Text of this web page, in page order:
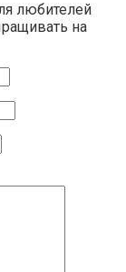
любителей
на